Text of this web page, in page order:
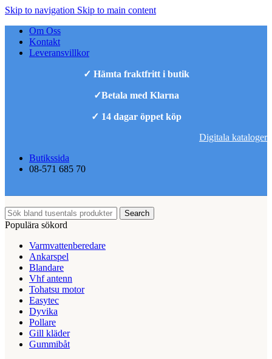
Skip to navigation Skip to main content
Om Oss
Kontakt
Leveransvillkor
✓ Hämta fraktfritt i butik
✓Betala med Klarna
✓ 14 dagar öppet köp
Digitala kataloger
Butikssida
08-571 685 70
Search
Populära sökord
Varmvattenberedare
Ankarspel
Blandare
Vhf antenn
Tohatsu motor
Easytec
Dyvika
Pollare
Gill kläder
Gummibåt